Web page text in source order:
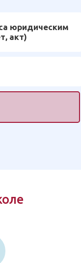
юридическим
акт)